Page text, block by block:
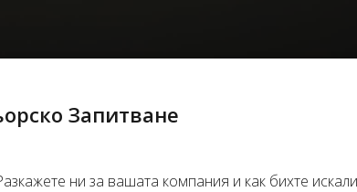
Запитване
ни за вашата компания и как бихте искали